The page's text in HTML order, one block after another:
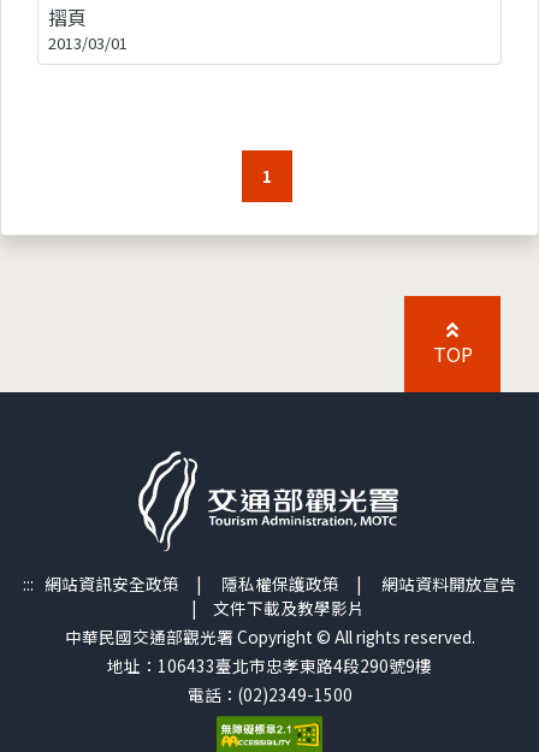
摺頁
2013/03/01
1
TOP
::: 網站資訊安全政策 | 隱私權保護政策 | 網站資料開放宣告
| 文件下載及教學影片
中華民國交通部觀光署 Copyright © All rights reserved.
地址：106433臺北市忠孝東路4段290號9樓
電話：(02)2349-1500